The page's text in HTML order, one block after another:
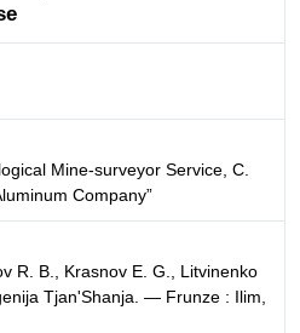
Mine-surveyor Service, C.
Company”
R. B., Krasnov E. G., Litvinenko
Tjan'Shanja. — Frunze : Ilim,